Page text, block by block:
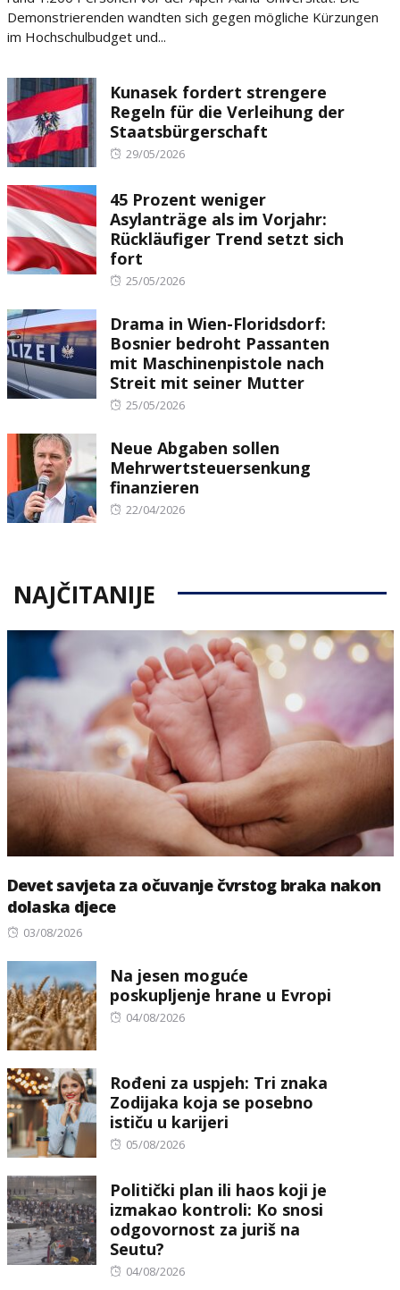
Demonstrierenden wandten sich gegen mögliche Kürzungen
im Hochschulbudget und...
Kunasek fordert strengere
Regeln für die Verleihung der
Staatsbürgerschaft
Posted
29/05/2026
45 Prozent weniger
Asylanträge als im Vorjahr:
Rückläufiger Trend setzt sich
fort
Posted
25/05/2026
Drama in Wien-Floridsdorf:
Bosnier bedroht Passanten
mit Maschinenpistole nach
Streit mit seiner Mutter
Posted
25/05/2026
Neue Abgaben sollen
Mehrwertsteuersenkung
finanzieren
Posted
22/04/2026
NAJČITANIJE
Devet savjeta za očuvanje čvrstog braka nakon
dolaska djece
Posted
03/08/2026
Na jesen moguće
poskupljenje hrane u Evropi
Posted
04/08/2026
Rođeni za uspjeh: Tri znaka
Zodijaka koja se posebno
ističu u karijeri
Posted
05/08/2026
Politički plan ili haos koji je
izmakao kontroli: Ko snosi
odgovornost za juriš na
Seutu?
Posted
04/08/2026